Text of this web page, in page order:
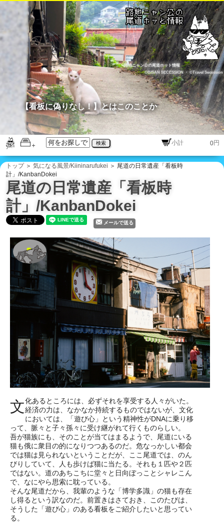
路地ニャン公の尾道ホット情報
©BISAN SECESSION
・©Travel Secession
検索 円
【看板に偽りなし！】とはこのことか
トップ＞ 気になる風景/Kiininarufukei ＞ 尾道の日常遺産「看板時
計」/KanbanDokei
尾道の日常遺産「看板時
計」/KanbanDokei
メールで送る
文化あるところには、必ずそれを享受する人々がいた。
経済の力は、なかなか持続するものではないが、文化
においては、「遊び心」という精神性がDNAに乗り移
って、脈々と子々孫々に受け継がれて行くものらしい。
吾が猫族にも、そのことが当てはまるようで、尾道にいる
猫も俄に衆目の的になりつつあるのだ。危なっかしい都会
では猫は見られないということだが、ここ尾道では、のん
びりしていて、人も歩けば猫に当たる。それも１匹や２匹
ではない。道のあちこちに堂々と日向ぼっことシャレこん
で、なにやら思索に耽っている。
そんな尾道だから、我輩のような「博学多識」の猫も存在
し得るという訳なのだ。前置きはさておき、このたびは、
そうした「遊び心」のある看板をご紹介したいと思ってい
る。